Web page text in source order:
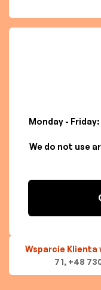
Monday - Friday:
We do not use
Wsparcie Klienta
71, +48